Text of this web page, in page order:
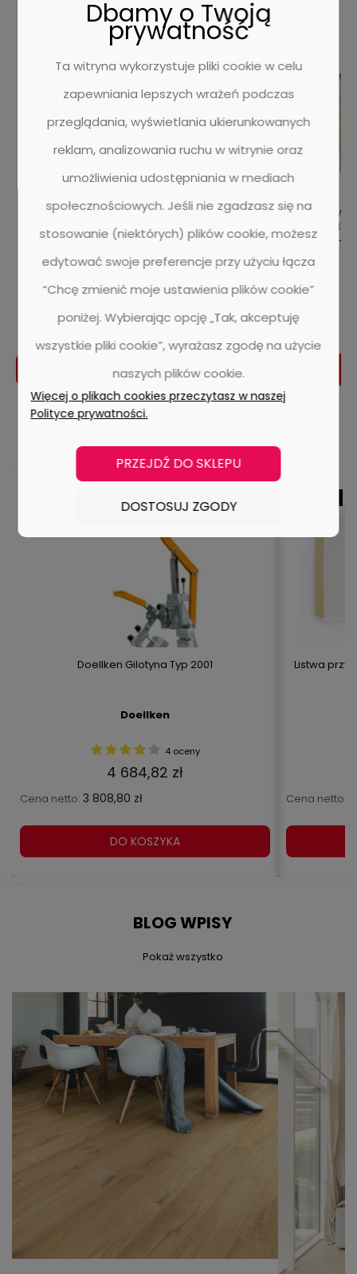
NOWOŚCI
Listwa przypodłogowa Barlinek
BARS6029521A_2szt S60 dąb lniany - 2200
mm - 57 mm - 13.4 mm - Opakowanie 2 szt
0 ocen
125,46 zł
102,00 zł
DO KOSZYKA
2200 mm -
98,00 zł
Doellken Gilotyna Typ 2001
Doellken
4 oceny
4 684,82 zł
Cena netto: 3 808,80 zł
DO KOSZYKA
Listwa
Cena netto:
BLOG WPISY
Pokaż wszystko
Dbamy o Twoją
prywatność
Ta witryna wykorzystuje pliki cookie w celu
zapewniania lepszych wrażeń podczas
przeglądania, wyświetlania ukierunkowanych
reklam, analizowania ruchu w witrynie oraz
umożliwienia udostępniania w mediach
społecznościowych. Jeśli nie zgadzasz się na
stosowanie (niektórych) plików cookie, możesz
edytować swoje preferencje przy użyciu łącza
“Chcę zmienić moje ustawienia plików cookie”
poniżej. Wybierając opcję „Tak, akceptuję
wszystkie pliki cookie”, wyrażasz zgodę na użycie
naszych plików cookie.
Więcej o plikach cookies przeczytasz w naszej
Polityce prywatności.
PRZEJDŹ DO SKLEPU
DOSTOSUJ ZGODY